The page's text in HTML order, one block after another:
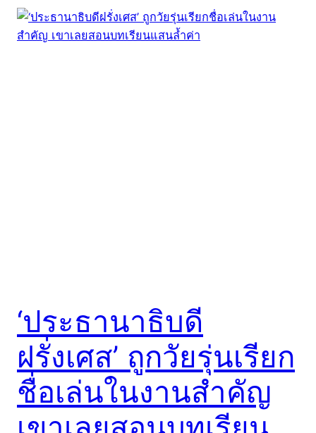
‘ประธานาธิบดี
ฝรั่งเศส’ ถูกวัยรุ่นเรียก
ชื่อเล่นในงานสำคัญ